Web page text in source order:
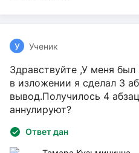
У Ученик
Здравствуйте ,У меня
в изложении я сделал 3
вывод.Получилось 4
аннулируют?
Ответ дан